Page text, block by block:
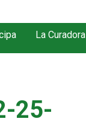
La Curadora
25-